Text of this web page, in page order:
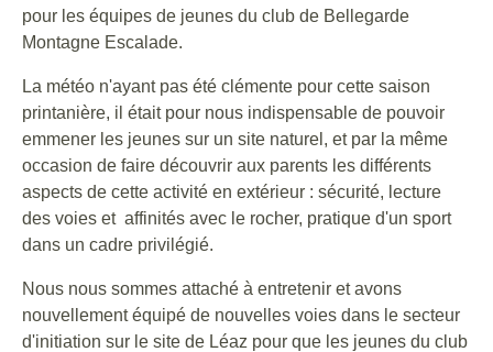
pour les équipes de jeunes du club de Bellegarde
Montagne Escalade.
La météo n'ayant pas été clémente pour cette saison
printanière, il était pour nous indispensable de pouvoir
emmener les jeunes sur un site naturel, et par la même
occasion de faire découvrir aux parents les différents
aspects de cette activité en extérieur : sécurité, lecture
des voies et affinités avec le rocher, pratique d'un sport
dans un cadre privilégié.
Nous nous sommes attaché à entretenir et avons
nouvellement équipé de nouvelles voies dans le secteur
d'initiation sur le site de Léaz pour que les jeunes du club